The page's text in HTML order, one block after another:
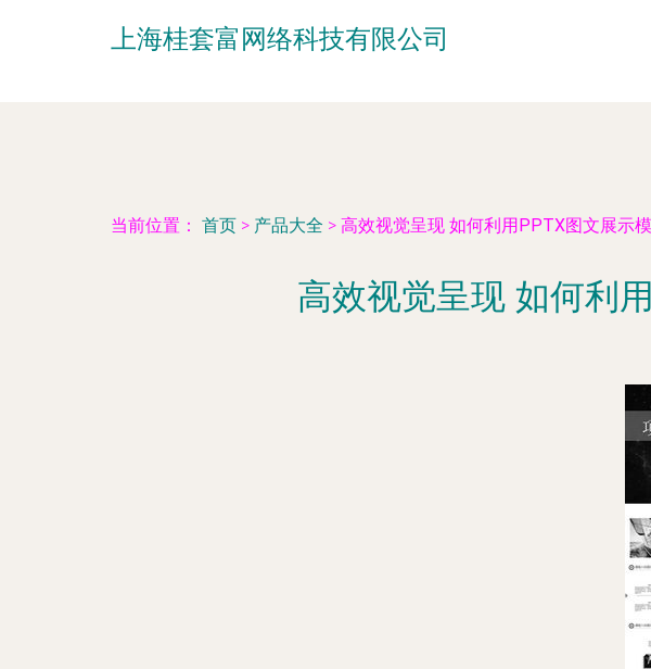
上海桂套富网络科技有限公司
当前位置： 首页 > 产品大全 > 高效视觉呈现 如何利用PPTX图文展示
高效视觉呈现 如何利